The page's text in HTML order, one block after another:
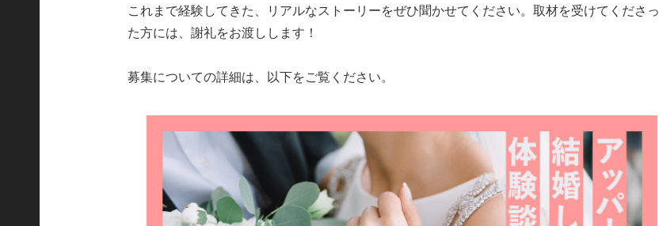
これまで経験してきた、リアルなストーリーをぜひ聞かせてください。取材を受けてくださっ
た方には、謝礼をお渡しします！
募集についての詳細は、以下をご覧ください。